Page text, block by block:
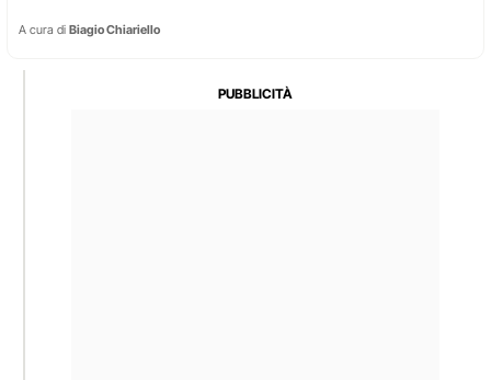
A cura di Biagio Chiariello